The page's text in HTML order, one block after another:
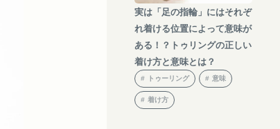
実は「足の指輪」にはそれぞ
れ着ける位置によって意味が
ある！？トゥリングの正しい
着け方と意味とは？
トゥーリング 意味
着け方